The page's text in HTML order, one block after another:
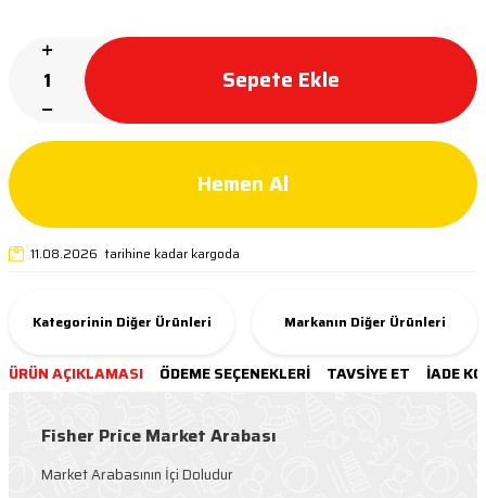
Sepete Ekle
Hemen Al
11.08.2026 tarihine kadar kargoda
Kategorinin Diğer Ürünleri Markanın Diğer Ürünleri
ÜRÜN AÇIKLAMASI ÖDEME SEÇENEKLERI TAVSIYE ET İADE
Fisher Price Market Arabası
Market Arabasının İçi Doludur